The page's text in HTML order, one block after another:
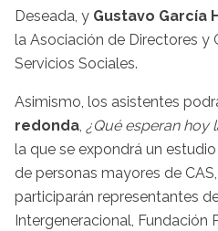
Deseada, y Gustavo García
la Asociación de Directores y
Servicios Sociales.
Asimismo, los asistentes
redonda ¿Qué esperan hoy
la que se expondrá un
de personas mayores de
participarán representantes
Intergeneracional, Fundación